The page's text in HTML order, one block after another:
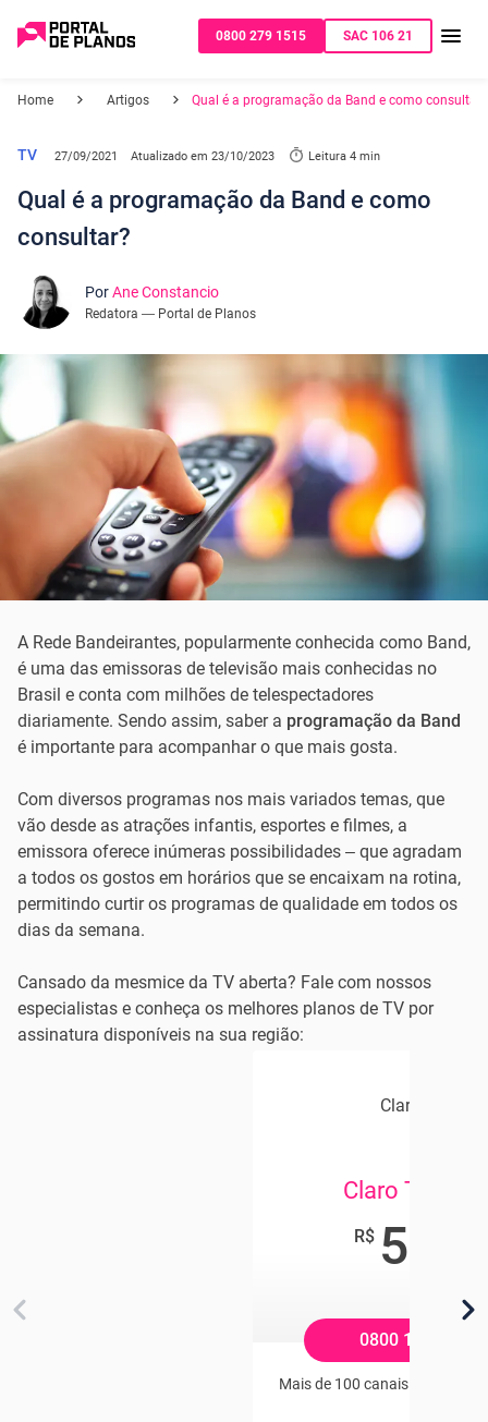
0800 279 1515 SAC 106 21
Home Artigos Qual é a programação da Band e como consultar?
TV 27/09/2021 Atualizado em 23/10/2023 Leitura 4 min
Qual é a programação da Band e como
consultar?
PorAne Constancio
Redatora — Portal de Planos
A Rede Bandeirantes, popularmente conhecida como Band,
é uma das emissoras de televisão mais conhecidas no
Brasil e conta com milhões de telespectadores
diariamente. Sendo assim, saber a programação da Band
é importante para acompanhar o que mais gosta.
Com diversos programas nos mais variados temas, que
vão desde as atrações infantis, esportes e filmes, a
emissora oferece inúmeras possibilidades – que agradam
a todos os gostos em horários que se encaixam na rotina,
permitindo curtir os programas de qualidade em todos os
dias da semana.
Cansado da mesmice da TV aberta? Fale com nossos
especialistas e conheça os melhores planos de TV por
assinatura disponíveis na sua região:
Claro TV+
Claro TV+
R$ 54
0800 104 2121
Mais de 100 canais pagos